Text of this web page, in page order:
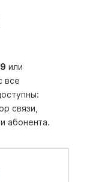
или
все
связи,
абонента.